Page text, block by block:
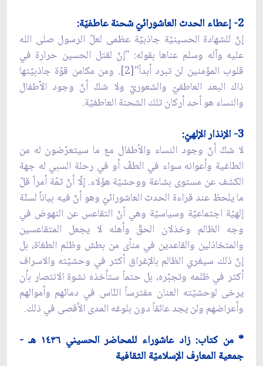
2- إعطاء الحدث العاشورائيّ شحنة عاطفيّة:
إنّ للشهادة الحسينيّة جاذبيّة عظمى لعلّ الرسول صلى الله
عليه وآله وسلم عناها بقوله: "إنّ لقتل الحسين حرارة في
قلوب المؤمنين لن تبرد أبداً"[2]. ومن مكامن قوّة جاذبيّتها
ذاك البعد العاطفيّ والشعوريّ ولا شكّ أنّ وجود الأطفال
والنساء هو أحد أركان تلك الشحنة العاطفيّة.
3- الإنذار الإلهيّ:
لا شكّ أنّ وجود النساء والأطفال مع ما سيتعرّضون له من
الطاغية وأعوانه سواء في الطفّ أو في رحلة السبي له جهة
الكشف عن مستوى بشاعة ووحشيّة هؤلاء. إلّا أنّ ثمّة أمراً قلّ
ما يلحظ عند قراءة الحدث العاشورائيّ وهو أنّ فيه بياناً لسنّة
إلهيّة اجتماعيّة وسياسيّة وهي أنّ التقاعس عن النهوض في
وجه الظالم وخذلان الحقّ وأهله لا يجعل المتقاعسين
والمتخاذلين والقاعدين في منأى من بطش وظلم الطغاة، بل
إنّ ذلك سيغري الظالم بالإغراق أكثر في وحشيّته والاسراف
أكثر في ظلمه وتجبّره، بل حتماً ستأخذه نشوة الانتصار بأن
يرخى لوحشيّته العنان مفترساً النّاس في دمائهم وأموالهم
وأعراضهم ولن يجد عائقاً دون بلوغه المدى الأقصى في ذلك.
* من كتاب: زاد عاشوراء للمحاضر الحسيني ١٤٣٦ هـ -
جمعية المعارف الإسلاميّة الثقافية